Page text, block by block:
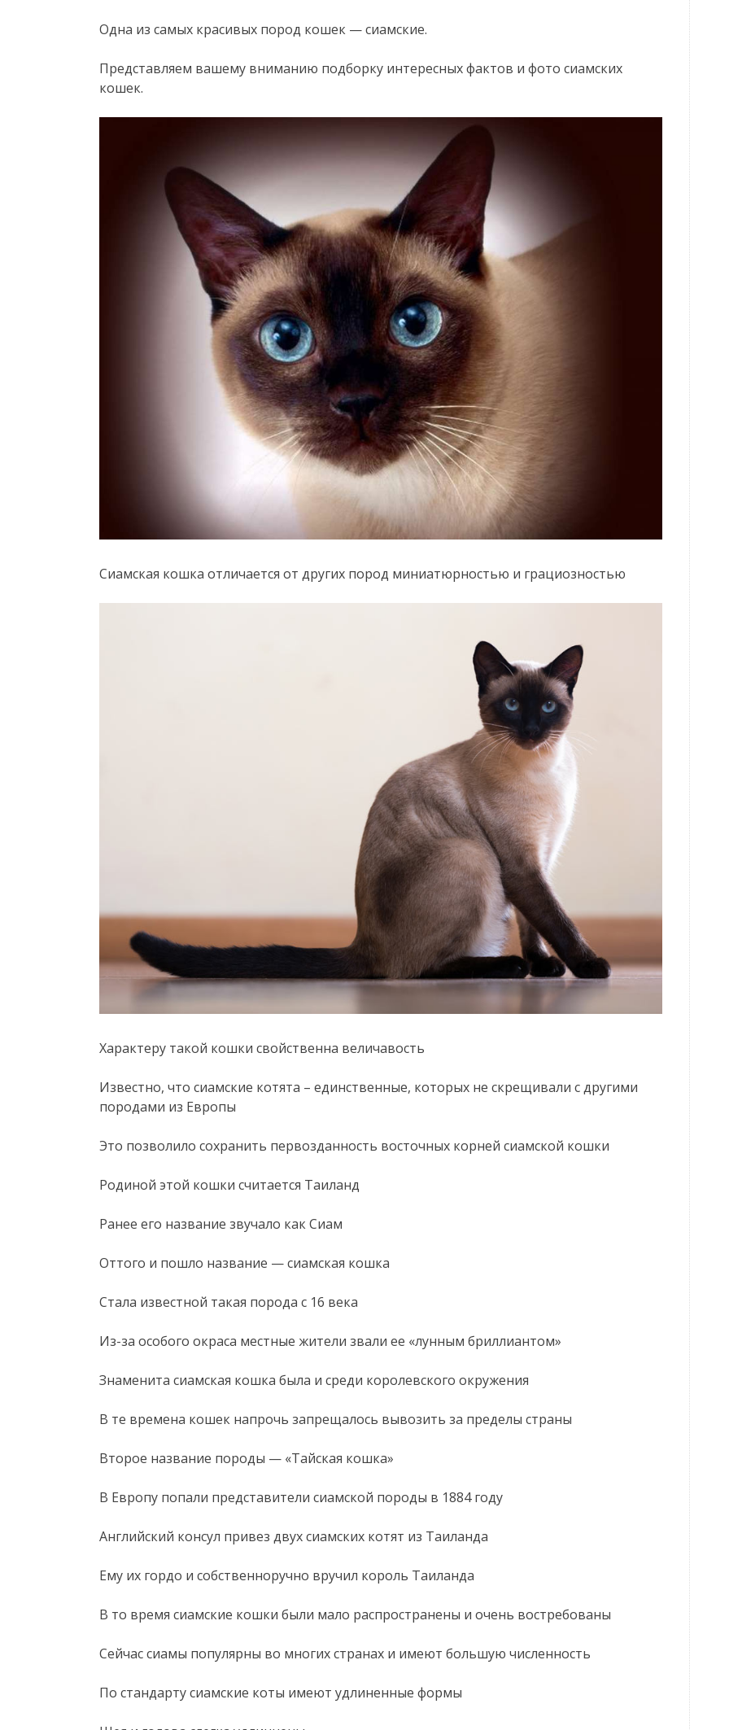
Одна из самых красивых пород кошек — сиамские.
Представляем вашему вниманию подборку интересных фактов и фото сиамских
кошек.
Сиамская кошка отличается от других пород миниатюрностью и грациозностью
Характеру такой кошки свойственна величавость
Известно, что сиамские котята – единственные, которых не скрещивали с другими
породами из Европы
Это позволило сохранить первозданность восточных корней сиамской кошки
Родиной этой кошки считается Таиланд
Ранее его название звучало как Сиам
Оттого и пошло название — сиамская кошка
Стала известной такая порода с 16 века
Из-за особого окраса местные жители звали ее «лунным бриллиантом»
Знаменита сиамская кошка была и среди королевского окружения
В те времена кошек напрочь запрещалось вывозить за пределы страны
Второе название породы — «Тайская кошка»
В Европу попали представители сиамской породы в 1884 году
Английский консул привез двух сиамских котят из Таиланда
Ему их гордо и собственноручно вручил король Таиланда
В то время сиамские кошки были мало распространены и очень востребованы
Сейчас сиамы популярны во многих странах и имеют большую численность
По стандарту сиамские коты имеют удлиненные формы